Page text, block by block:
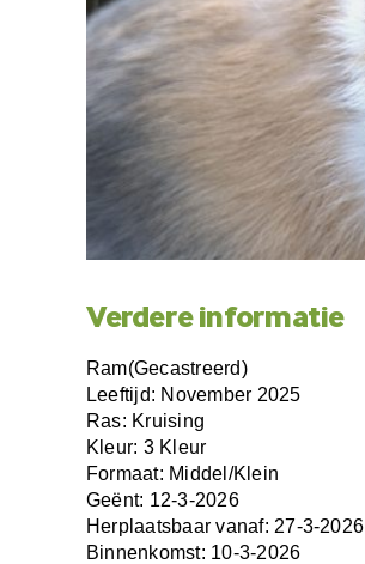
Verdere informatie
Ram(Gecastreerd)
Leeftijd: November 2025
Ras: Kruising
Kleur: 3 Kleur
Formaat: Middel/Klein
Geënt: 12-3-2026
Herplaatsbaar vanaf: 27-3-2026
Binnenkomst: 10-3-2026